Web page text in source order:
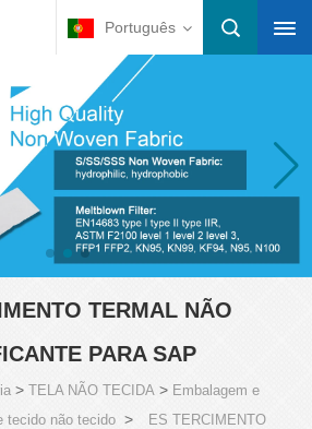
Português
TERMAL NÃO
PARA SAP
> TELA NÃO TECIDA > Embalagem e
tecido não tecido >
ES TERCIMENTO